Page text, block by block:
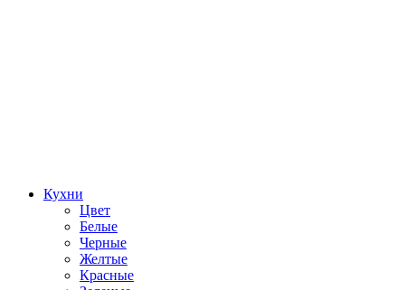
Кухни
Цвет
Белые
Черные
Желтые
Красные